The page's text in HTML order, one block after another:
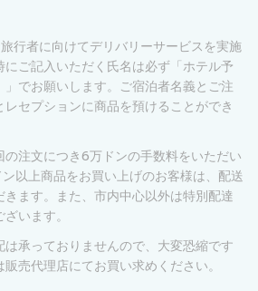
行者に向けてデリバリーサービスを実施
にご記入いただく氏名は必ず「ホテル予
でお願いします。ご宿泊者名義とご注
セプションに商品を預けることができ
注文につき6万ドンの手数料をいただい
以上商品をお買い上げのお客様は、配送
ます。また、市内中心以外は特別配達
います。
承っておりませんので、大変恐縮です
売代理店にてお買い求めください。